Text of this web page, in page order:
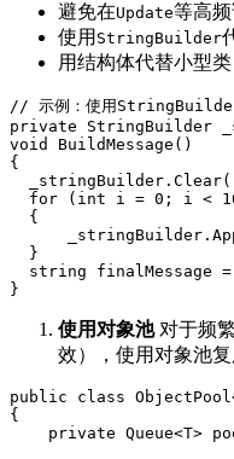
避免在Update等高
使用 StringBuilder
用结构体代替小型
// 示例：使用StringBuilder
private
StringBuilder
void
BuildMessage ( )
{
  _stringBuilder
. Clear(
for
( int i = 0 ; i <
{
      _stringBuilder
.
}
string finalMessage =
}
使用对象池 对于频
效），使用对象池
public class ObjectPool
{
private Queue<T>